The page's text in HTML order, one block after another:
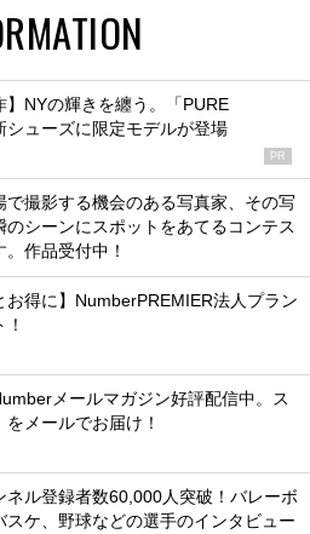
】NYの輝きを纏う。「PURE
シューズに限定モデルが登場
PR
で撮影する機会のある写真家、その写
のシーンにスポットをあてるコンテス
。作品受付中！
お得に】NumberPREMIER法人プラン
メールマガジン好評配信中。ス
メールでお届け！
ネル登録者数60,000人突破！バレーボ
スケ、野球などの選手のインタビュー